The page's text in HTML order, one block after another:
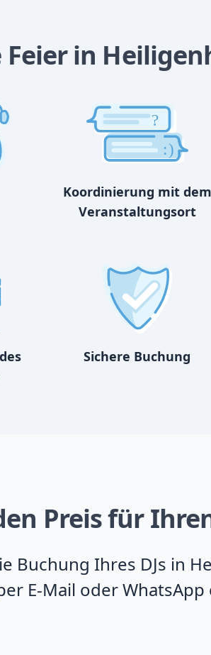
in
?
:)
Koordinierung mit dem
Veranstaltungsort
Sichere Buchung
Preis für
Buchung Ihres DJs in
E-Mail oder